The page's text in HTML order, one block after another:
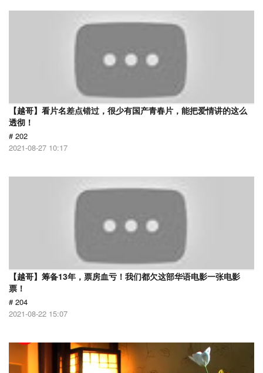
【越哥】看片名差点错过，很少有国产青春片，能把爱情讲的这么
透彻！
# 202
2021-08-27 10:17
【越哥】筹备13年，票房血亏！我们都欠这部华语电影一张电影
票！
# 204
2021-08-22 15:07